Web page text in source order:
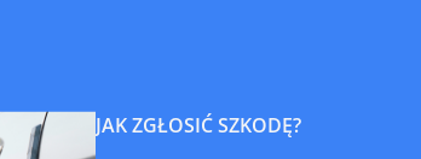
JAK ZGŁOSIĆ SZKODĘ?